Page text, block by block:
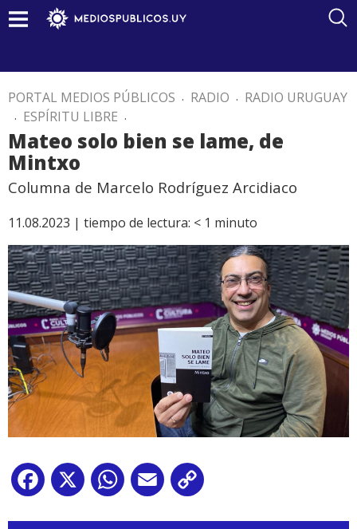
PORTAL MEDIOS PÚBLICOS . RADIO . RADIO URUGUAY
. ESPÍRITU LIBRE .
Mateo solo bien se lame, de
Mintxo
Columna de Marcelo Rodríguez Arcidiaco
11.08.2023 | tiempo de lectura: < 1 minuto
Facebook
X WhatsApp
Email
Reproductor